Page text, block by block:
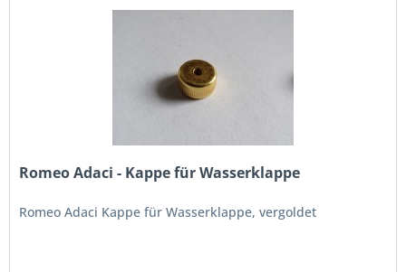
Romeo Adaci - Kappe für Wasserklappe
Romeo Adaci Kappe für Wasserklappe, vergoldet